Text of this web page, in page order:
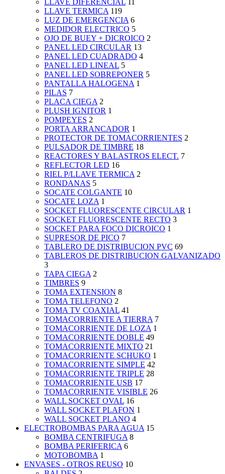
LLAVE DIFERENCIAL
LLAVE TERMICA 119
LUZ DE EMERGENCIA 6
MEDIDOR ELECTRICO 5
OJO DE BUEY + DICROICO 2
PANEL LED CIRCULAR 13
PANEL LED CUADRADO 4
PANEL LED LINEAL 5
PANEL LED SOBREPONER 5
PANTALLA HALOGENA 1
PILAS 7
PLACA CIEGA 2
PLUSH IGNITOR 1
POMPEYES 2
PORTA ARRANCADOR 1
PROTECTOR DE TOMACORRIENTES 2
PULSADOR DE TIMBRE 18
REACTORES Y BALASTROS ELECT. 7
REFLECTOR LED 16
RIEL P/LLAVE TERMICA 2
RONDANAS 5
SOCATE COLGANTE 10
SOCATE LOZA 1
SOCKET FLUORESCENTE CIRCULAR 1
SOCKET FLUORESCENTE RECTO 3
SOCKET PARA FOCO DICROICO 1
SUPRESOR DE PICO 7
TABLERO DE DISTRIBUCION PVC 69
TABLEROS DE DISTRIBUCION GALVANIZADO
3
TAPA CIEGA 2
TIMBRES 9
TOMA EXTENSION 8
TOMA TELEFONO 2
TOMA TV COAXIAL 41
TOMACORRIENTE A TIERRA 7
TOMACORRIENTE DE LOZA 1
TOMACORRIENTE DOBLE 49
TOMACORRIENTE MIXTO 21
TOMACORRIENTE SCHUKO 1
TOMACORRIENTE SIMPLE 42
TOMACORRIENTE TRIPLE 28
TOMACORRIENTE USB 17
TOMACORRIENTE VISIBLE 26
WALL SOCKET OVAL 16
WALL SOCKET PLAFON 1
WALL SOCKET PLANO 4
ELECTROBOMBAS PARA AGUA 15
BOMBA CENTRIFUGA 8
BOMBA PERIFERICA 6
MOTOBOMBA 1
ENVASES - OTROS REUSO 10